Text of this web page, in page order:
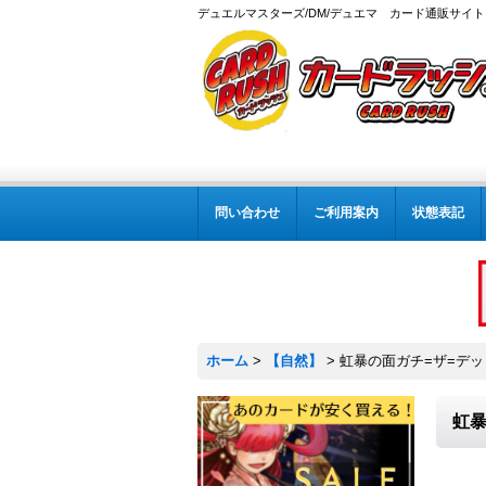
デュエルマスターズ/DM/デュエマ カード通販サイト
問い合わせ ご利用案内 状態表記
ホーム > 【自然】 > 虹暴の面ガチ=ザ=デ
虹